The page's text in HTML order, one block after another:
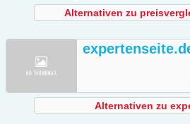
Alternativen zu
Alternativen zu